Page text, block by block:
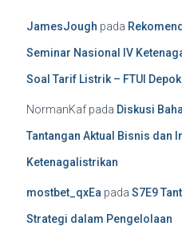
JamesJough pada
Seminar Nasional IV
Soal Tarif Listrik – FTUI Depok
NormanKafpada Diskusi
Tantangan Aktual Bisnis dan
Ketenagalistrikan
mostbet_qxEa pada S7E9
Strategi dalam Pengelolaan